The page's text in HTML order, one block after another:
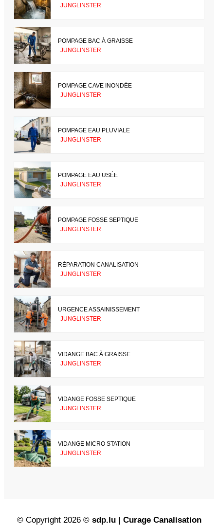
JUNGLINSTER
POMPAGE BAC À GRAISSE
JUNGLINSTER
POMPAGE CAVE INONDÉE
JUNGLINSTER
POMPAGE EAU PLUVIALE
JUNGLINSTER
POMPAGE EAU USÉE
JUNGLINSTER
POMPAGE FOSSE SEPTIQUE
JUNGLINSTER
RÉPARATION CANALISATION
JUNGLINSTER
URGENCE ASSAINISSEMENT
JUNGLINSTER
VIDANGE BAC À GRAISSE
JUNGLINSTER
VIDANGE FOSSE SEPTIQUE
JUNGLINSTER
VIDANGE MICRO STATION
JUNGLINSTER
© Copyright 2026 © sdp.lu | Curage Canalisation